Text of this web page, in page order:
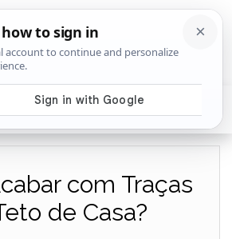
com Traças
de Casa?